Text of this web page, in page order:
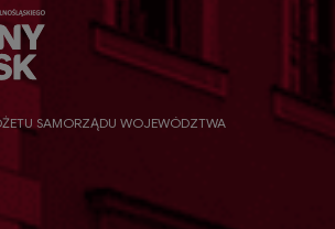
SAMORZĄDU WOJEWÓDZTWA